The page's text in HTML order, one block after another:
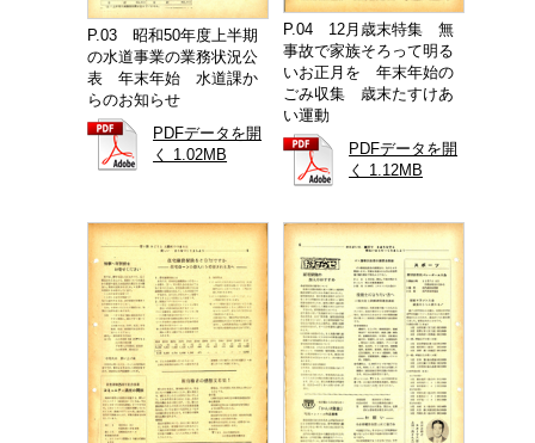
P.03 昭和50年度上半期
の水道事業の業務状況公
表 年末年始 水道課か
らのお知らせ
PDFデータを開
く 1.02MB
P.04 12月歳末特集 無
事故で家族そろって明る
いお正月を 年末年始の
ごみ収集 歳末たすけあ
い運動
PDFデータを開
く 1.12MB